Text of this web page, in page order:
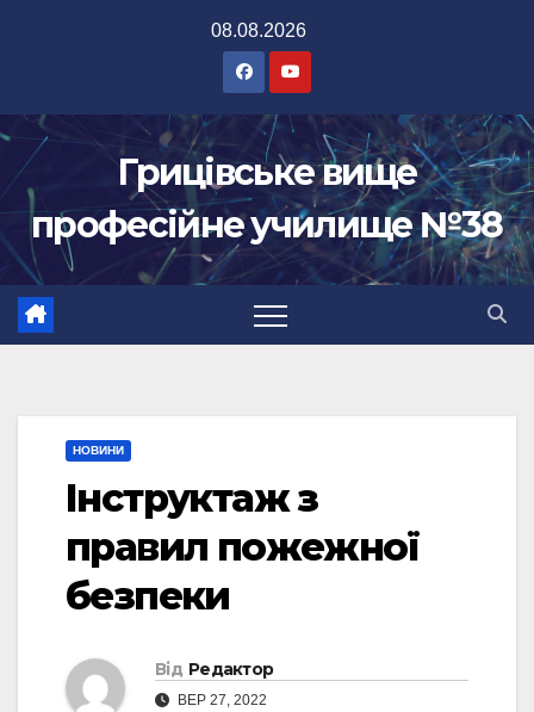
08.08.2026
Грицівське вище
професійне училище №38
НОВИНИ
Інструктаж з
правил пожежної
безпеки
Від Редактор
ВЕР 27, 2022